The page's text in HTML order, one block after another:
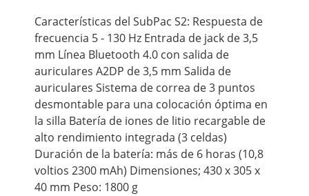
Características del SubPac S2: Respuesta de
frecuencia 5 - 130 Hz Entrada de jack de 3,5
mm Línea Bluetooth 4.0 con salida de
auriculares A2DP de 3,5 mm Salida de
auriculares Sistema de correa de 3 puntos
desmontable para una colocación óptima en
la silla Batería de iones de litio recargable de
alto rendimiento integrada (3 celdas)
Duración de la batería: más de 6 horas (10,8
voltios 2300 mAh) Dimensiones; 430 x 305 x
40 mm Peso: 1800 g